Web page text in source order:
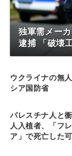
独軍需メー
逮捕 「破壊
ウクライナの無
シア国防省
パレスチナ人と
人入植者、「フ
ア」で死亡した